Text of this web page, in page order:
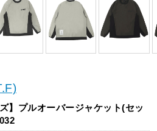
プルオーバージャケット(セッ